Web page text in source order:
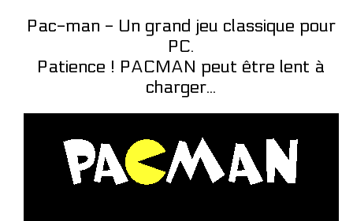
Pac-man - Un grand jeu classique pour
PC.
Patience ! PACMAN peut être lent à
charger...